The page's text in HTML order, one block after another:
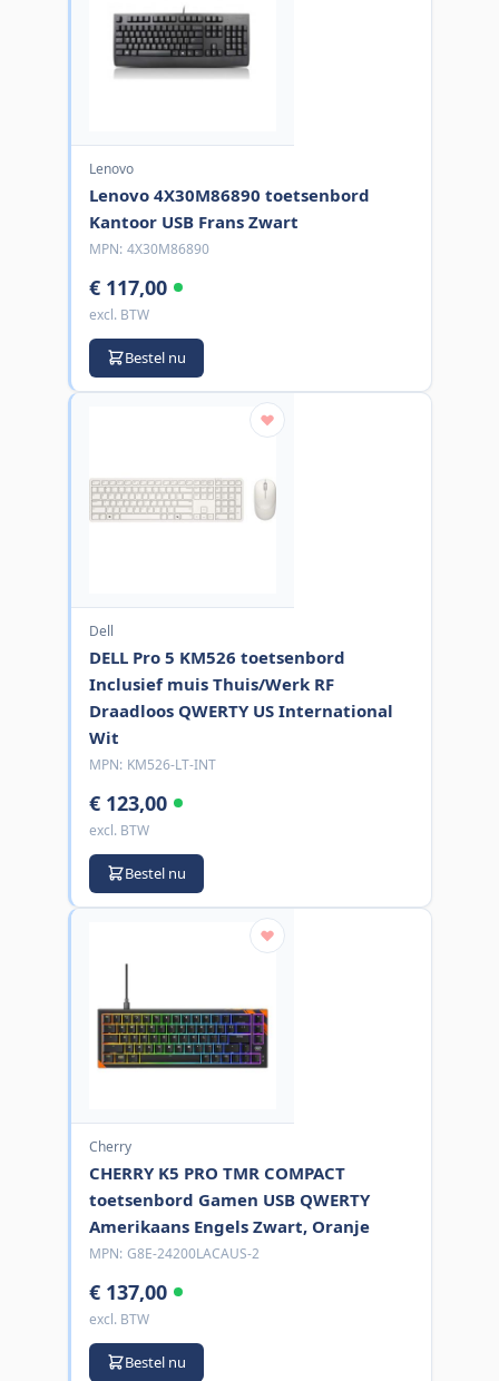
Lenovo
Lenovo 4X30M86890 toetsenbord
Kantoor USB Frans Zwart
MPN: 4X30M86890
€ 117,00
excl. BTW
Bestel nu
Dell
DELL Pro 5 KM526 toetsenbord
Inclusief muis Thuis/Werk RF
Draadloos QWERTY US International
Wit
MPN: KM526-LT-INT
€ 123,00
excl. BTW
Bestel nu
Cherry
CHERRY K5 PRO TMR COMPACT
toetsenbord Gamen USB QWERTY
Amerikaans Engels Zwart, Oranje
MPN: G8E-24200LACAUS-2
€ 137,00
excl. BTW
Bestel nu